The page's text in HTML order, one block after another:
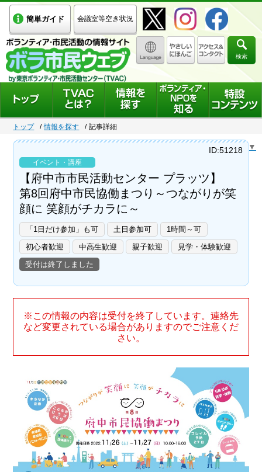
簡単ガイド 会議室等空き状況
検索
トップ 情報を探す 記事詳細
Select Language ▼
イベント・講座
【府中市市民活動センター プラッツ】
第8回府中市民協働まつり～つながりが笑
顔に 笑顔がチカラに～
「1日だけ参加」も可 土日参加可
1時間～可
初心者歓迎
中高生歓迎 親子歓迎
見学・体験歓迎
受付は終了しました
ID:51218
※この情報の内容は受付を終了しています。連絡先
など変更されている場合がありますのでご注意くだ
さい。